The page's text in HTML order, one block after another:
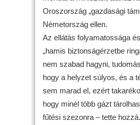
Oroszország „gazdasági
Németország ellen.
Az ellátás folyamatossága
„hamis biztonságérzetbe
nem szabad hagyni,
hogy a helyzet súlyos, és a
sem marad el, ezért
hogy minél több gázt
fűtési szezonra – tette hozzá.